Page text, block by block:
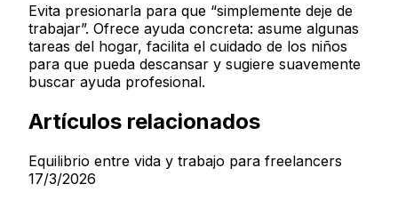
Evita presionarla para que “simplemente deje de
trabajar”. Ofrece ayuda concreta: asume algunas
tareas del hogar, facilita el cuidado de los niños
para que pueda descansar y sugiere suavemente
buscar ayuda profesional.
Artículos relacionados
Equilibrio entre vida y trabajo para freelancers
17/3/2026